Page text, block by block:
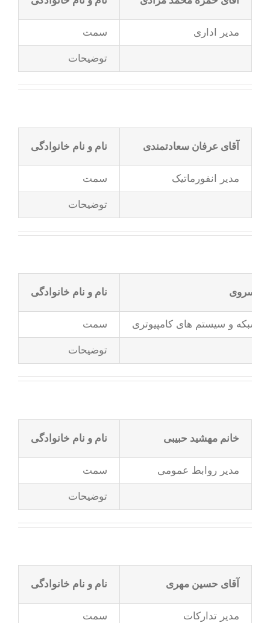
سمت مدیر اداری
توضیحات
نام و نام خانوادگی آقای عرفان سعادتمندی
سمت مدیر انفورماتیک
توضیحات
نام و نام خانوادگی خسروی
سمت شبکه و سیستم های کامپیوتری
توضیحات
نام و نام خانوادگی خانم مهشید حبیبی
سمت مدیر روابط عمومی
توضیحات
نام و نام خانوادگی آقای حسین مهری
سمت مدیر تدارکات